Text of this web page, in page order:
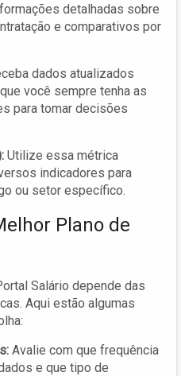
detalhadas sobre
e comparativos por
dados atualizados
você sempre tenha as
para tomar decisões
Utilize essa métrica
indicadores para
ou setor específico.
Plano de
Salário depende das
Aqui estão algumas
Avalie com que frequência
e que tipo de